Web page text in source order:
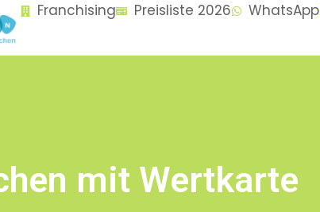
Franchising Preisliste 2026 WhatsApp
mit Wertkarte